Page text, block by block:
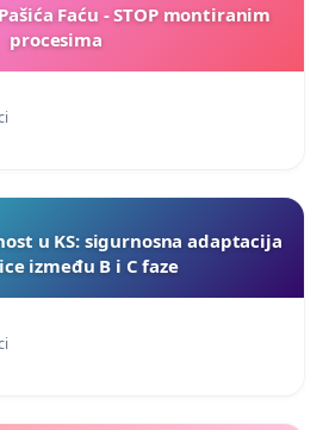
Faću - STOP montiranim
procesima
u KS: sigurnosna adaptacija
između B i C faze